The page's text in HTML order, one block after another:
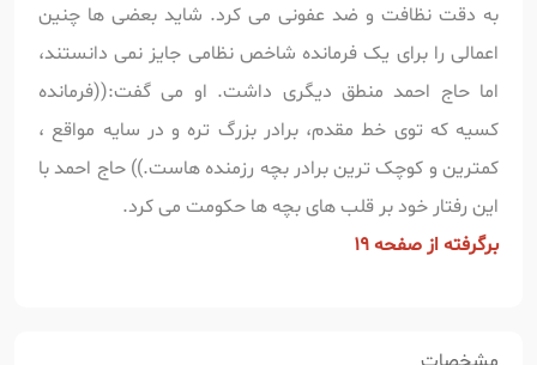
به دقت نظافت و ضد عفونی می کرد. شاید بعضی ها چنین
اعمالی را برای یک فرمانده شاخص نظامی جایز نمی دانستند،
اما حاج احمد منطق دیگری داشت. او می گفت:((فرمانده
کسیه که توی خط مقدم، برادر بزرگ تره و در سایه مواقع ،
کمترین و کوچک ترین برادر بچه رزمنده هاست.)) حاج احمد با
این رفتار خود بر قلب های بچه ها حکومت می کرد.
برگرفته از صفحه 19